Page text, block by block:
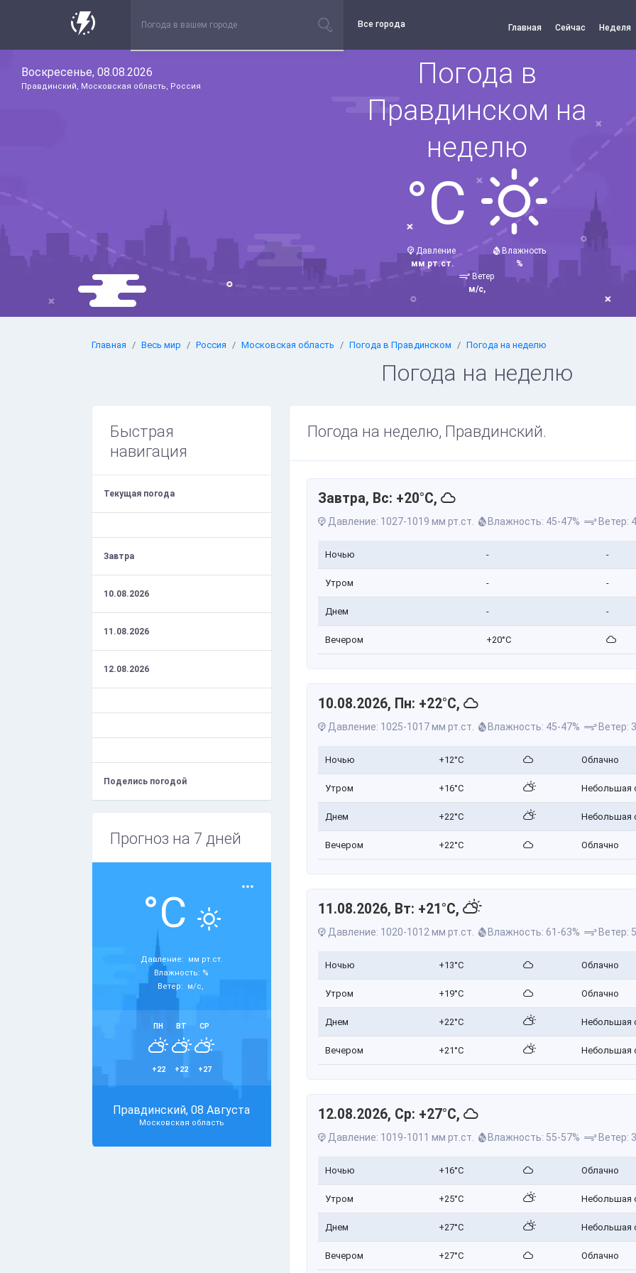
Все города Главная Сейчас Неделя
Воскресенье, 08.08.2026
Правдинский, Московская область, Россия
Погода в
Правдинском на
неделю
°C
Давление
мм рт.ст.
Влажность
%
Ветер
м/с,
Главная Весь мир Россия Московская область Погода в Правдинском Погода на неделю
Погода на неделю
Быстрая
навигация
Текущая погода
Завтра
10.08.2026
11.08.2026
12.08.2026
Поделись погодой
Прогноз на 7 дней
°C
Давление: мм рт.ст.
Влажность: %
Ветер: м/с,
ПН
+22
ВТ
+22
СР
+27
Правдинский, 08 Августа
Московская область
Погода на неделю, Правдинский.
Завтра, Вс: +20°C,
Давление: 1027-1019 мм рт.ст. Влажность: 45-47% Ветер:
Ночью - -
Утром - -
Днем - -
Вечером +20°C
10.08.2026, Пн: +22°C,
Давление: 1025-1017 мм рт.ст. Влажность: 45-47% Ветер:
Ночью +12°C Облачно
Утром +16°C Небольшая
Днем +22°C Небольшая
Вечером +22°C Облачно
11.08.2026, Вт: +21°C,
Давление: 1020-1012 мм рт.ст. Влажность: 61-63% Ветер:
Ночью +13°C Облачно
Утром +19°C Облачно
Днем +22°C Небольшая
Вечером +21°C Небольшая
12.08.2026, Ср: +27°C,
Давление: 1019-1011 мм рт.ст. Влажность: 55-57% Ветер:
Ночью +16°C Облачно
Утром +25°C Небольшая
Днем +27°C Небольшая
Вечером +27°C Облачно